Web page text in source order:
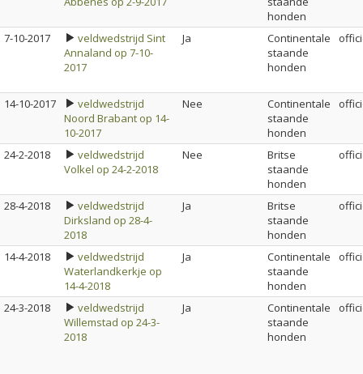
honden
7-10-2017
veldwedstrijd Sint
Annaland op 7-10-
2017
Ja
Continentale
staande
honden
14-10-2017
veldwedstrijd
Noord Brabant op 14-
10-2017
Nee
Continentale
staande
honden
24-2-2018
veldwedstrijd
Volkel op 24-2-2018
Nee
Britse
staande
honden
28-4-2018
veldwedstrijd
Dirksland op 28-4-
2018
Ja
Britse
staande
honden
14-4-2018
veldwedstrijd
Waterlandkerkje op
14-4-2018
Ja
Continentale
staande
honden
24-3-2018
veldwedstrijd
Willemstad op 24-3-
2018
Ja
Continentale
staande
honden